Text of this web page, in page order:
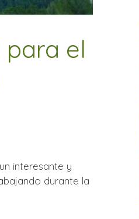
para el
interesante y
durante la